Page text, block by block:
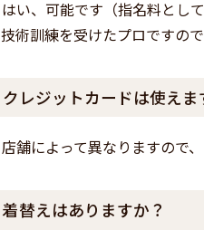
はい、可能です（指名料とし
技術訓練を受けたプロですので
クレジットカードは使えま
店舗によって異なりますので
着替えはありますか？